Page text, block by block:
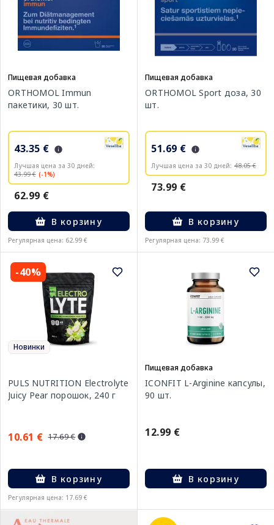
Пищевая добавка
ORTHOMOL Immun
пакетики, 30 шт.
43.35 €
Лучшая цена за 30 дней:
43.99 € (-1%)
62.99 €
В корзину
Регулярная цена: 62.99 €
Пищевая добавка
ORTHOMOL Sport доза, 30
шт.
51.69 €
Лучшая цена за 30 дней: 48.05 €
73.99 €
В корзину
Регулярная цена: 73.99 €
-40%
Новинки
PULS NUTRITION Electrolyte
Juicy Pear порошок, 240 г
10.61 € 17.69 €
В корзину
Регулярная цена: 17.69 €
Пищевая добавка
ICONFIT L-Arginine капсулы,
90 шт.
12.99 €
В корзину